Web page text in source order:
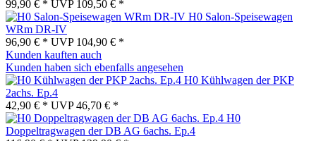
99,90 € * UVP 109,50 € *
H0 Salon-Speisewagen
WRm DR-IV
96,90 € * UVP 104,90 € *
Kunden kauften auch
Kunden haben sich ebenfalls angesehen
H0 Kühlwagen der PKP
2achs. Ep.4
42,90 € * UVP46,70 € *
H0
Doppeltragwagen der DB AG 6achs. Ep.4